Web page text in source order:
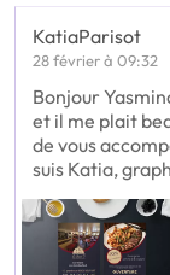
KatiaParisot
28 février à 09:32
Bonjour
et il me plait
de vous
suis Katia,